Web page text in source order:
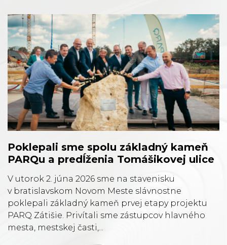
Poklepali sme spolu základný kameň
PARQu a predĺženia Tomášikovej ulice
V utorok 2. júna 2026 sme na stavenisku
v bratislavskom Novom Meste slávnostne
poklepali základný kameň prvej etapy projektu
PARQ Zátišie. Privítali sme zástupcov hlavného
mesta, mestskej časti,...